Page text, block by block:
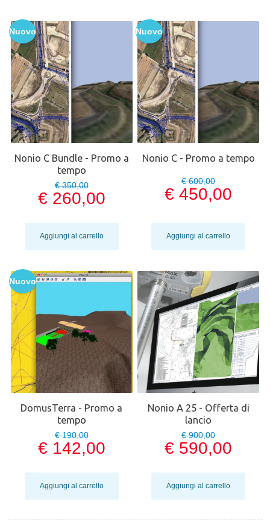
Nuovo
Nonio C Bundle - Promo a
tempo
€ 350,00
€ 260,00
Aggiungi al carrello
Nuovo
Nonio C - Promo a tempo
€ 600,00
€ 450,00
Aggiungi al carrello
Nuovo
DomusTerra - Promo a
tempo
€ 190,00
€ 142,00
Aggiungi al carrello
Nonio A 25 - Offerta di
lancio
€ 900,00
€ 590,00
Aggiungi al carrello